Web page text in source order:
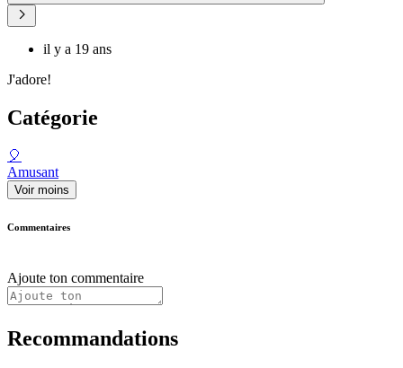
il y a 19 ans
J'adore!
Catégorie
🎈
Amusant
Voir moins
Commentaires
Ajoute ton commentaire
Recommandations